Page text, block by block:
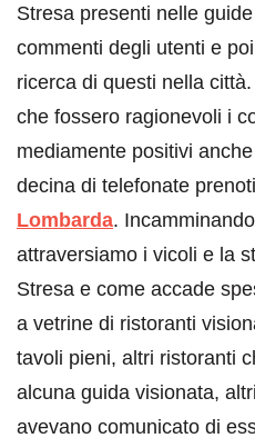
Stresa presenti nelle
commenti degli utenti e
ricerca di questi nella
che fossero ragionevoli i
mediamente positivi
decina di telefonate
Lombarda.
attraversiamo i vicoli e la
Stresa e come accade
a vetrine di ristoranti
tavoli pieni, altri ristoranti
alcuna guida visionata,
avevano comunicato di